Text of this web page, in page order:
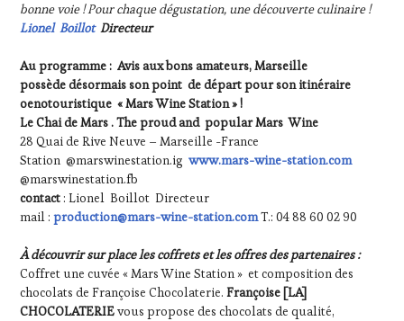
bonne voie ! Pour chaque dégustation, une découverte culinaire !
Lionel BoillotDirecteur
Au programme : Avis aux bons amateurs, Marseille
possède désormais son point de départ pour son itinéraire
oenotouristique « Mars Wine Station » !
Le Chai de Mars . The proud and popular Mars Wine
28 Quai de Rive Neuve – Marseille -France
Station @marswinestation.igwww.mars-wine-station.com
@marswinestation.fb
contact : Lionel Boillot Directeur
mail : production@mars-wine-station.comT.: 04 88 60 02 90
À découvrir sur place les coffrets et les offres des partenaires :
Coffret une cuvée « Mars Wine Station » et composition des
chocolats de Françoise Chocolaterie.Françoise [LA]
CHOCOLATERIEvous propose des chocolats de qualité,